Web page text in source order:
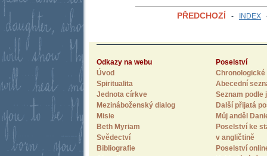
PŘEDCHOZÍ - INDEX
Odkazy na webu
Úvod
Spiritualita
Jednota církve
Mezináboženský dialog
Misie
Beth Myriam
Svědectví
Bibliografie
Poselství
Chronologické
Abecední
Seznam
Další přijatá
Můj anděl
Poselství ke
v angličtině
Poselství